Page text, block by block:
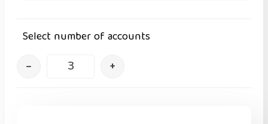
Select number of accounts
– +